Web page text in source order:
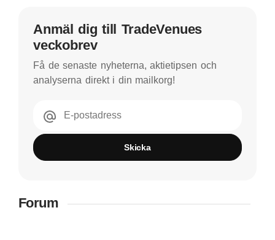
Anmäl dig till TradeVenues
veckobrev
Få de senaste nyheterna, aktietipsen och
analyserna direkt i din mailkorg!
E-postadress
Skicka
Forum